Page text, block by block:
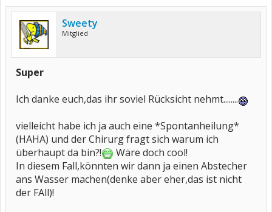
Sweety
Mitglied
Super
Ich danke euch,das ihr soviel Rücksicht nehmt........
vielleicht habe ich ja auch eine *Spontanheilung*
(HAHA) und der Chirurg fragt sich warum ich
überhaupt da bin?!
Wäre doch cool!
In diesem Fall,könnten wir dann ja einen Abstecher
ans Wasser machen(denke aber eher,das ist nicht
der FAll)!